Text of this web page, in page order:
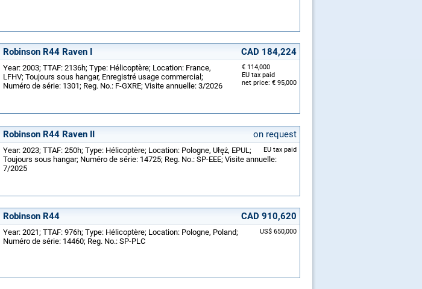
Robinson R44 Raven I CAD 184,224
€ 114,000
EU tax paid
net price: € 95,000
Year: 2003; TTAF: 2136h; Type: Hélicoptère; Location: France,
LFHV; Toujours sous hangar, Enregistré usage commercial;
Numéro de série: 1301; Reg. No.: F-GXRE; Visite annuelle: 3/2026
Robinson R44 Raven II on request
EU tax paid
Year: 2023; TTAF: 250h; Type: Hélicoptère; Location: Pologne, Ułęż, EPUL;
Toujours sous hangar; Numéro de série: 14725; Reg. No.: SP-EEE; Visite annuelle:
7/2025
Robinson R44 CAD 910,620
US$ 650,000
Year: 2021; TTAF: 976h; Type: Hélicoptère; Location: Pologne, Poland;
Numéro de série: 14460; Reg. No.: SP-PLC